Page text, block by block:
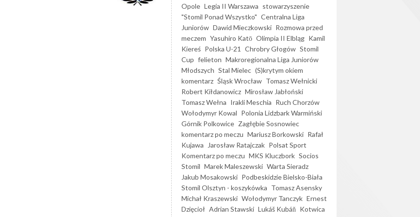
Opole Legia II Warszawa stowarzyszenie
"Stomil Ponad Wszystko" Centralna Liga
Juniorów Dawid Mieczkowski Rozmowa przed
meczem Yasuhiro Katō Olimpia II Elbląg Kamil
Kiereś Polska U-21 Chrobry Głogów Stomil
Cup felieton Makroregionalna Liga Juniorów
Młodszych Stal Mielec (S)krytym okiem
komentarz Śląsk Wrocław Tomasz Wełnicki
Robert Kiłdanowicz Mirosław Jabłoński
Tomasz Wełna Irakli Meschia Ruch Chorzów
Wołodymyr Kowal Polonia Lidzbark Warmiński
Górnik Polkowice Zagłębie Sosnowiec
komentarz po meczu Mariusz Borkowski Rafał
Kujawa
Jarosław Ratajczak Polsat Sport
Komentarz po meczu MKS Kluczbork Socios
Stomil Marek Maleszewski Warta Sieradz
Jakub Mosakowski Podbeskidzie Bielsko-Biała
Stomil Olsztyn - koszykówka Tomasz Asensky
Michał Kraszewski Wołodymyr Tanczyk Ernest
Dzięcioł Adrian Stawski Lukáš Kubáň Kotwica